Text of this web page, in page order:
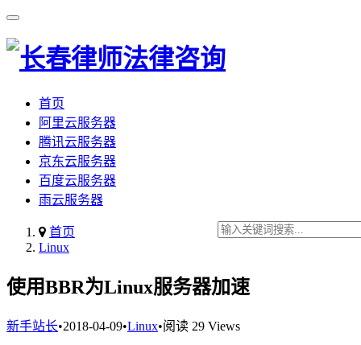
首页
阿里云服务器
腾讯云服务器
京东云服务器
百度云服务器
雨云服务器
首页
Linux
使用BBR为Linux服务器加速
新手站长•2018-04-09•Linux•阅读 29 Views